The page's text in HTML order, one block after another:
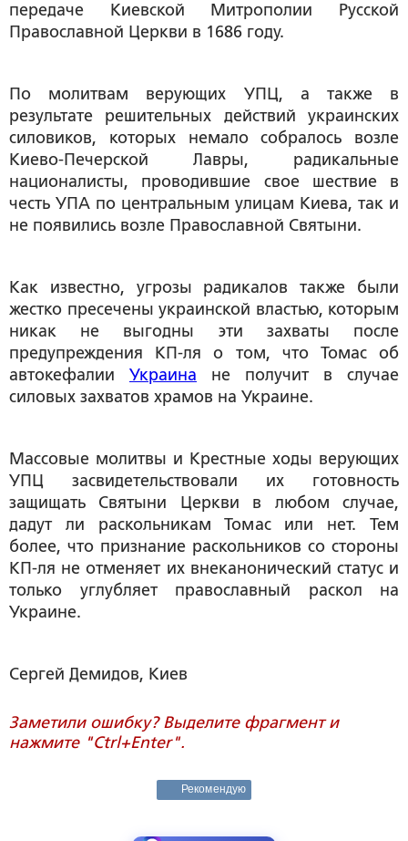
передаче Киевской Митрополии Русской
Православной Церкви в 1686 году.
По молитвам верующих УПЦ, а также в
результате решительных действий украинских
силовиков, которых немало собралось возле
Киево-Печерской Лавры, радикальные
националисты, проводившие свое шествие в
честь УПА по центральным улицам Киева, так и
не появились возле Православной Святыни.
Как известно, угрозы радикалов также были
жестко пресечены украинской властью, которым
никак не выгодны эти захваты после
предупреждения КП-ля о том, что Томас об
автокефалии Украина не получит в случае
силовых захватов храмов на Украине.
Массовые молитвы и Крестные ходы верующих
УПЦ засвидетельствовали их готовность
защищать Святыни Церкви в любом случае,
дадут ли раскольникам Томас или нет. Тем
более, что признание раскольников со стороны
КП-ля не отменяет их внеканонический статус и
только углубляет православный раскол на
Украине.
Сергей Демидов, Киев
Заметили ошибку? Выделите фрагмент и
нажмите "Ctrl+Enter".
Рекомендую